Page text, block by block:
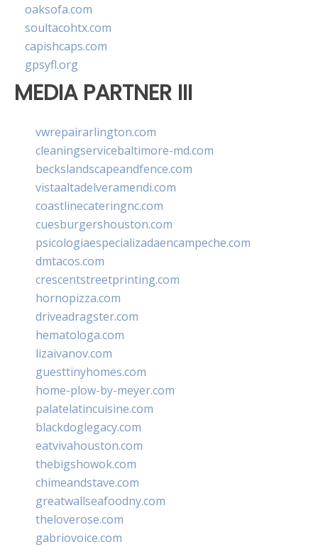
oaksofa.com
soultacohtx.com
capishcaps.com
gpsyfl.org
MEDIA PARTNER III
vwrepairarlington.com
cleaningservicebaltimore-md.com
beckslandscapeandfence.com
vistaaltadelveramendi.com
coastlinecateringnc.com
cuesburgershouston.com
psicologiaespecializadaencampeche.com
dmtacos.com
crescentstreetprinting.com
hornopizza.com
driveadragster.com
hematologa.com
lizaivanov.com
guesttinyhomes.com
home-plow-by-meyer.com
palatelatincuisine.com
blackdoglegacy.com
eatvivahouston.com
thebigshowok.com
chimeandstave.com
greatwallseafoodny.com
theloverose.com
gabriovoice.com